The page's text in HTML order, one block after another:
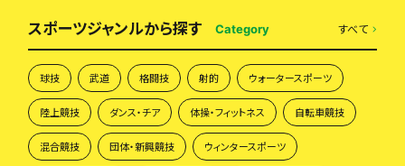
スポーツジャンルから探す Category すべて
球技 武道 格闘技 射的 ウォータースポーツ
陸上競技 ダンス・チア 体操・フィットネス 自転車競技
混合競技 団体・新興競技 ウィンタースポーツ